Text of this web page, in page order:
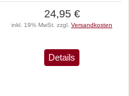
24,95 €
inkl. 19% MwSt. zzgl. Versandkosten
Details